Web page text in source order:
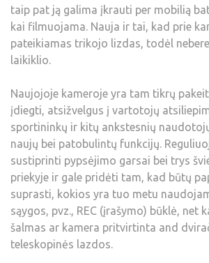
taip pat ją galima įkrauti per mobilią
kai filmuojama. Nauja ir tai, kad prie
pateikiamas trikojo lizdas, todėl
laikiklio.
Naujojoje kameroje yra tam tikrų
įdiegti, atsižvelgus į vartotojų
sportininkų ir kitų ankstesnių
naujų bei patobulintų funkcijų.
sustiprinti pypsėjimo garsai bei trys
priekyje ir gale pridėti tam, kad būtų
suprasti, kokios yra tuo metu
sąygos, pvz., REC (įrašymo) būklė, net
šalmas ar kamera pritvirtinta and
teleskopinės lazdos.